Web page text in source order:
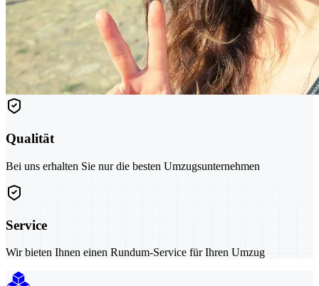
Qualität
Bei uns erhalten Sie nur die besten Umzugsunternehmen
Service
Wir bieten Ihnen einen Rundum-Service für Ihren Umzug